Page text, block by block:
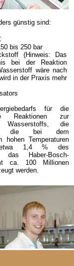
günstig sind:
bis 250 bar
(Hinweis: Das
bei der Reaktion
wäre nach
in der Praxis mehr
für die
Reaktionen zur
die
die bei dem
hohen Temperaturen
etwa 1,4 % des
das Haber-Bosch-
ca. 100 Millionen
werden.